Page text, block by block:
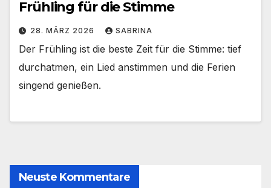
Frühling für die Stimme
28. MÄRZ 2026 SABRINA
Der Frühling ist die beste Zeit für die Stimme: tief
durchatmen, ein Lied anstimmen und die Ferien
singend genießen.
Neuste Kommentare